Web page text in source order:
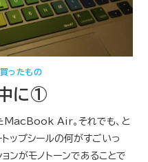
買ったもの
中に①
MacBook Air。それでも、と
ップシールの何がすごいっ
ンがモノトーンであることで